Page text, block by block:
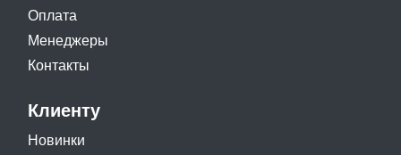
Оплата
Менеджеры
Контакты
Клиенту
Новинки